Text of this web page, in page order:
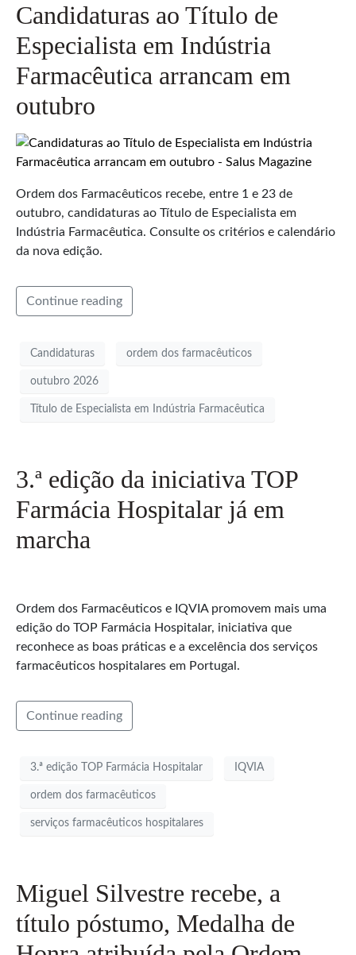
Candidaturas ao Título de
Especialista em Indústria
Farmacêutica arrancam em
outubro
Ordem dos Farmacêuticos recebe, entre 1 e 23 de
outubro, candidaturas ao Título de Especialista em
Indústria Farmacêutica. Consulte os critérios e calendário
da nova edição.
Continue reading
Candidaturas ordem dos farmacêuticos
outubro 2026
Título de Especialista em Indústria Farmacêutica
3.ª edição da iniciativa TOP
Farmácia Hospitalar já em
marcha
Ordem dos Farmacêuticos e IQVIA promovem mais uma
edição do TOP Farmácia Hospitalar, iniciativa que
reconhece as boas práticas e a excelência dos serviços
farmacêuticos hospitalares em Portugal.
Continue reading
3.ª edição TOP Farmácia Hospitalar IQVIA
ordem dos farmacêuticos
serviços farmacêuticos hospitalares
Miguel Silvestre recebe, a
título póstumo, Medalha de